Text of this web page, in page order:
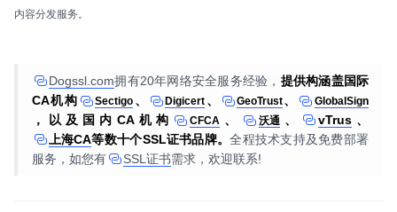
内容分发服务。
Dogssl.com拥有20年网络安全服务经验， 提供构涵盖国际
CA机构
Sectigo 、 Digicert 、 GeoTrust、 GlobalSign
，以及国内CA机构 CFCA 、 沃通 、 vTrus、
上海CA等数十个SSL证书品牌。全程技术支持及免费部署
服务，如您有
SSL证书需求，欢迎联系!